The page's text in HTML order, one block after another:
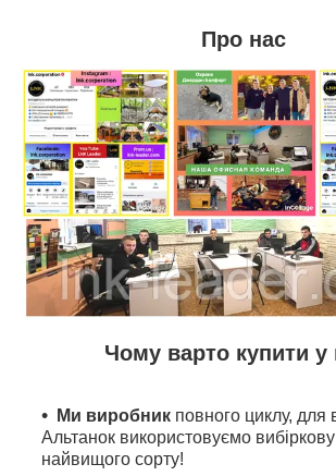
Про нас
Чому варто купити у
Ми виробник повного циклу, для
Альтанок використовуємо
найвищого сорту!